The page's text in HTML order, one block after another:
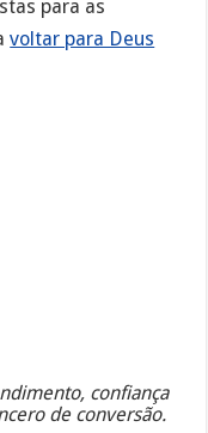
para as
voltar para Deus
confiança
de conversão.